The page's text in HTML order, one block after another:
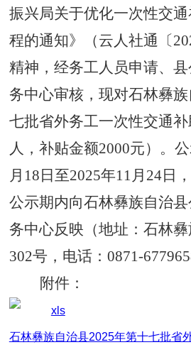
振兴局关于优化一次性交
程的通知》
（云人社通〔
精神 ， 经务工人员申请、
务中心审核， 现对石林彝
七批省外务工一次性交通
人，补贴金额2000元）。
月 18 日至2025年11月 24日
公示期内向石林彝族自治县
务中心反映（地址： 石林
302号，电话： 0871-677
附件：
石林彝族自治县2025年第十七批省